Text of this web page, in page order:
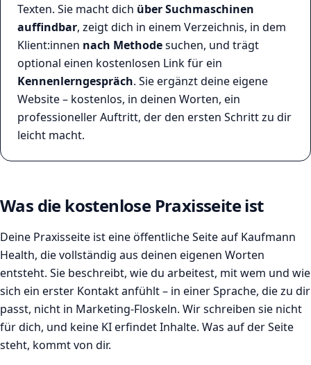
Texten. Sie macht dich über Suchmaschinen
auffindbar, zeigt dich in einem Verzeichnis, in dem
Klient:innen nach Methodesuchen, und trägt
optional einen kostenlosen Link für ein
Kennenlerngespräch. Sie ergänzt deine eigene
Website – kostenlos, in deinen Worten, ein
professioneller Auftritt, der den ersten Schritt zu dir
leicht macht.
Was die kostenlose Praxisseite ist
Deine Praxisseite ist eine öffentliche Seite auf Kaufmann
Health, die vollständig aus deinen eigenen Worten
entsteht. Sie beschreibt, wie du arbeitest, mit wem und wie
sich ein erster Kontakt anfühlt – in einer Sprache, die zu dir
passt, nicht in Marketing-Floskeln. Wir schreiben sie nicht
für dich, und keine KI erfindet Inhalte. Was auf der Seite
steht, kommt von dir.